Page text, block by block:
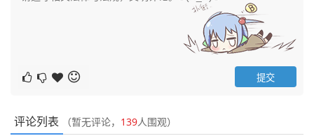
评论列表 （暂无评论， 139人围观）